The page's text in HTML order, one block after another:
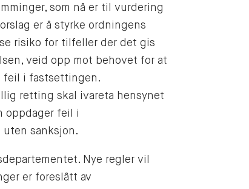
som nå er til vurdering
er å styrke ordningens
risiko for tilfeller der det gis
veid opp mot behovet for at
feil i fastsettingen.
retting skal ivareta hensynet
oppdager feil i
sanksjon.
Nye regler vil
er foreslått av